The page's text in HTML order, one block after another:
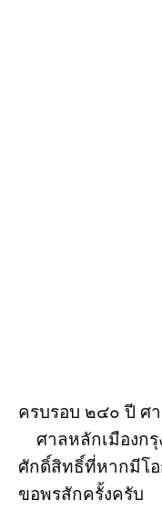
ครบรอบ ๒๔๐ ปี ศ
ศาลหลักเมืองกรุ
ศักดิ์สิทธิ์ที่หากมีโ
ขอพรสักครั้งครับ